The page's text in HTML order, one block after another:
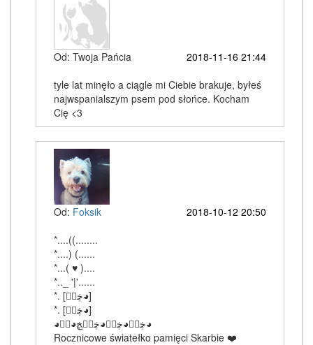
Od: Twoja Pańcia
2018-11-16 21:44
tyle lat minęło a ciągle mi Ciebie brakuje, byłeś
najwspanialszym psem pod słońce. Kocham
Cię <3
Od: Foksik
2018-10-12 20:50
*....((........
*....) (......
*...( ♥ )....
*.._ '|'......
‎*. [ڿڰۣ◕]
‎*. [ڿڰۣ◕]
‎◕ڿڰۣ◕ڿڰۣ◕ڿڰۣڿ◕ڰۣ◕
Rocznicowe światełko pamięci Skarbie ❤️